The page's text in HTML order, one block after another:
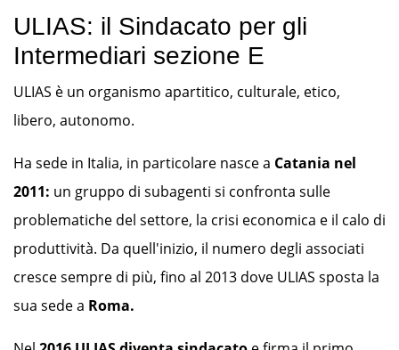
ULIAS: il Sindacato per gli
Intermediari sezione E
ULIAS è un organismo apartitico, culturale, etico,
libero, autonomo.
Ha sede in Italia, in particolare nasce a Catania nel
2011: un gruppo di subagenti si confronta sulle
problematiche del settore, la crisi economica e il calo di
produttività. Da quell'inizio, il numero degli associati
cresce sempre di più, fino al 2013 dove ULIAS sposta la
sua sede a Roma.